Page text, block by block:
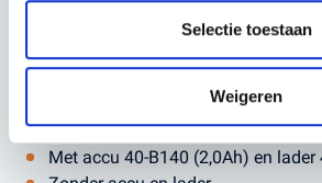
Selectie toestaan
Weigeren
prachtig gemaaid gazon met
In twee varianten beschikbaar:
Met accu 40-B140 (2,0Ah) en lader